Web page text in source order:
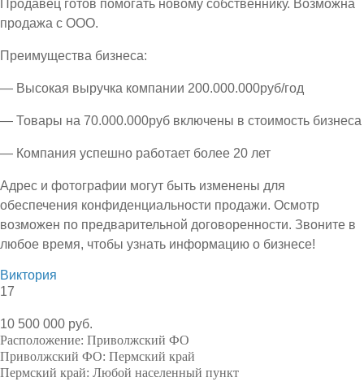
Продавец готов помогать новому собственнику. Возможна
продажа с ООО.
Преимущества бизнеса:
— Высокая выручка компании 200.000.000руб/год
— Товары на 70.000.000руб включены в стоимость бизнеса
— Компания успешно работает более 20 лет
Адрес и фотографии могут быть изменены для
обеспечения конфиденциальности продажи. Осмотр
возможен по предварительной договоренности. Звоните в
любое время, чтобы узнать информацию о бизнесе!
Виктория
17
10 500 000 руб.
Расположение: Приволжский ФО
Приволжский ФО: Пермский край
Пермский край: Любой населенный пункт